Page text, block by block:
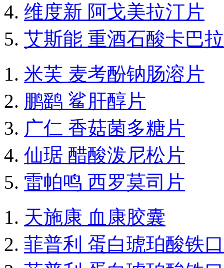
维度新 阿戈美拉汀片
艾斯能 重酒石酸卡巴
米芙 麦考酚钠肠溶片
鹏鹞 鲨肝醇片
广仁 香菇菌多糖片
仙琚 醋酸泼尼松片
雷帕鸣 西罗莫司片
天施康 血康胶囊
菲普利 蛋白琥珀酸铁